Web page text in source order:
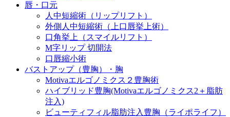
唇・口元
人中短縮術（リップリフト）
外側人中短縮術（上口唇挙上術）
口角挙上（スマイルリフト）
M字リップ 切開法
口唇縮小術
バストアップ（豊胸）・胸
Motivaエルゴノミクス２豊胸術
ハイブリッド豊胸(Motivaエルゴノミクス2＋脂肪
注入)
ビューティフィル脂肪注入豊胸（ライポライフ）